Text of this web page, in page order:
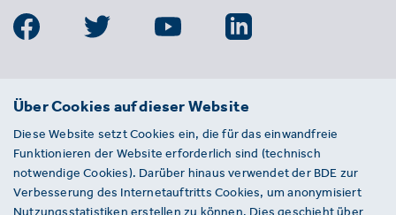
BDE
Entsorgungs-, Wasser- und
Kreislaufwirtschaft e. V.
Von-der-Heydt-Straße 2
D 10785 Berlin
Über Cookies auf dieser Website
Diese Website setzt Cookies ein, die für das einwandfreie
Funktionieren der Website erforderlich sind (technisch
notwendige Cookies). Darüber hinaus verwendet der BDE zur
Verbesserung des Internetauftritts Cookies, um anonymisiert
Nutzungsstatistiken erstellen zu können. Dies geschieht über